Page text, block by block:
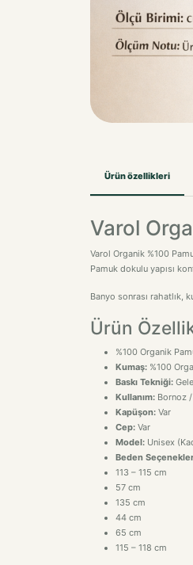
Ürün özellikleri
Varol
Varol Organik %100
Pamuk dokulu yapısı
Banyo sonrası rahatlık,
Ürün
%100 Organik
Kumaş: %100
Baskı Tekniği:
Kullanım: Bornoz
Kapüşon: Var
Cep: Var
Model: Unisex
Beden
113 – 115 cm
57 cm
135 cm
44 cm
65 cm
115 – 118 cm